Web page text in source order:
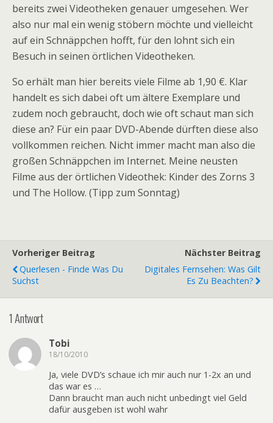
bereits zwei Videotheken genauer umgesehen. Wer
also nur mal ein wenig stöbern möchte und vielleicht
auf ein Schnäppchen hofft, für den lohnt sich ein
Besuch in seinen örtlichen Videotheken.
So erhält man hier bereits viele Filme ab 1,90 €. Klar
handelt es sich dabei oft um ältere Exemplare und
zudem noch gebraucht, doch wie oft schaut man sich
diese an? Für ein paar DVD-Abende dürften diese also
vollkommen reichen. Nicht immer macht man also die
großen Schnäppchen im Internet. Meine neusten
Filme aus der örtlichen Videothek: Kinder des Zorns 3
und The Hollow. (Tipp zum Sonntag)
Vorheriger Beitrag
Querlesen - Finde Was Du
Suchst
Nächster Beitrag
Digitales Fernsehen: Was Gilt
Es Zu Beachten?
1 Antwort
Tobi
18/10/2010
Ja, viele DVD’s schaue ich mir auch nur 1-2x an und
das war es …
Dann braucht man auch nicht unbedingt viel Geld
dafür ausgeben ist wohl wahr